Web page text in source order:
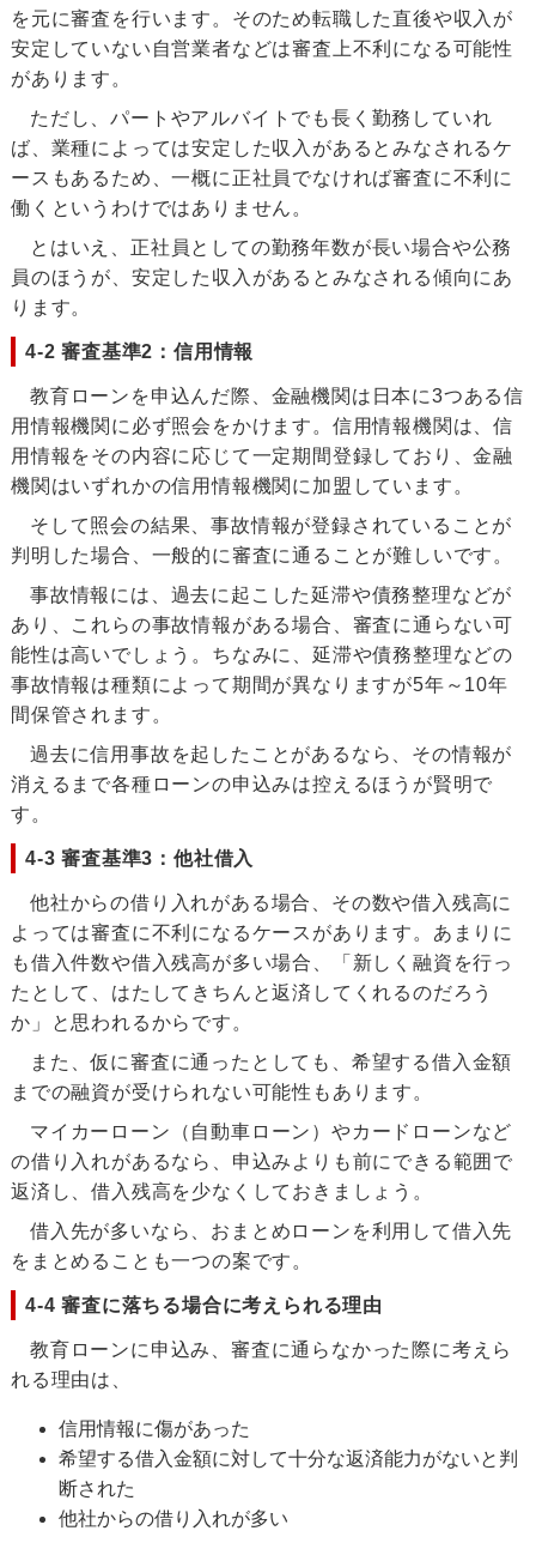
を元に審査を行います。そのため転職した直後や収入が
安定していない自営業者などは審査上不利になる可能性
があります。
ただし、パートやアルバイトでも長く勤務していれ
ば、業種によっては安定した収入があるとみなされるケ
ースもあるため、一概に正社員でなければ審査に不利に
働くというわけではありません。
とはいえ、正社員としての勤務年数が長い場合や公務
員のほうが、安定した収入があるとみなされる傾向にあ
ります。
4-2 審査基準2：信用情報
教育ローンを申込んだ際、金融機関は日本に3つある信
用情報機関に必ず照会をかけます。信用情報機関は、信
用情報をその内容に応じて一定期間登録しており、金融
機関はいずれかの信用情報機関に加盟しています。
そして照会の結果、事故情報が登録されていることが
判明した場合、一般的に審査に通ることが難しいです。
事故情報には、過去に起こした延滞や債務整理などが
あり、これらの事故情報がある場合、審査に通らない可
能性は高いでしょう。ちなみに、延滞や債務整理などの
事故情報は種類によって期間が異なりますが5年～10年
間保管されます。
過去に信用事故を起したことがあるなら、その情報が
消えるまで各種ローンの申込みは控えるほうが賢明で
す。
4-3 審査基準3：他社借入
他社からの借り入れがある場合、その数や借入残高に
よっては審査に不利になるケースがあります。あまりに
も借入件数や借入残高が多い場合、「新しく融資を行っ
たとして、はたしてきちんと返済してくれるのだろう
か」と思われるからです。
また、仮に審査に通ったとしても、希望する借入金額
までの融資が受けられない可能性もあります。
マイカーローン（自動車ローン）やカードローンなど
の借り入れがあるなら、申込みよりも前にできる範囲で
返済し、借入残高を少なくしておきましょう。
借入先が多いなら、おまとめローンを利用して借入先
をまとめることも一つの案です。
4-4 審査に落ちる場合に考えられる理由
教育ローンに申込み、審査に通らなかった際に考えら
れる理由は、
信用情報に傷があった
希望する借入金額に対して十分な返済能力がないと判
断された
他社からの借り入れが多い